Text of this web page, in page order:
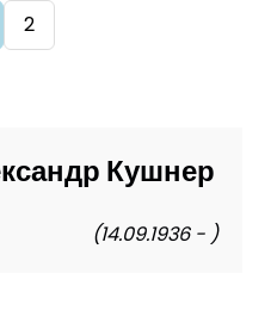
2
Кушнер
(14.09.1936 - )